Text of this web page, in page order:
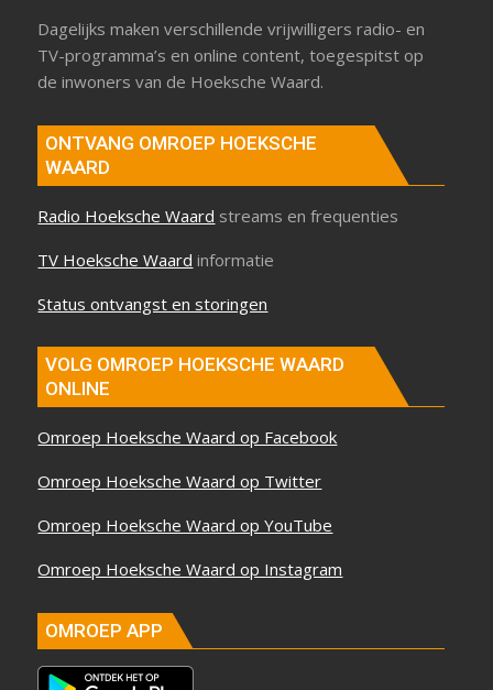
Dagelijks maken verschillende vrijwilligers radio- en
TV-programma’s en online content, toegespitst op
de inwoners van de Hoeksche Waard.
ONTVANG OMROEP HOEKSCHE
WAARD
Radio Hoeksche Waard streams en frequenties
TV Hoeksche Waard informatie
Status ontvangst en storingen
VOLG OMROEP HOEKSCHE WAARD
ONLINE
Omroep Hoeksche Waard op Facebook
Omroep Hoeksche Waard op Twitter
Omroep Hoeksche Waard op YouTube
Omroep Hoeksche Waard op Instagram
OMROEP APP